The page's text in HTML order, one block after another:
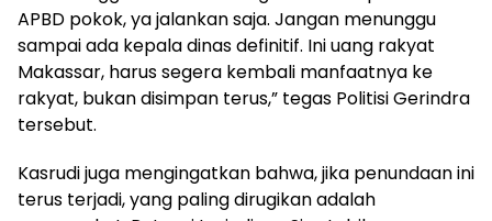
APBD pokok, ya jalankan saja. Jangan menunggu
sampai ada kepala dinas definitif. Ini uang rakyat
Makassar, harus segera kembali manfaatnya ke
rakyat, bukan disimpan terus,” tegas Politisi Gerindra
tersebut.
Kasrudi juga mengingatkan bahwa, jika penundaan ini
terus terjadi, yang paling dirugikan adalah